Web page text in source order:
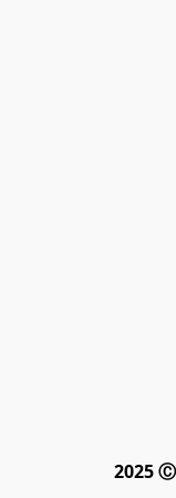
2025